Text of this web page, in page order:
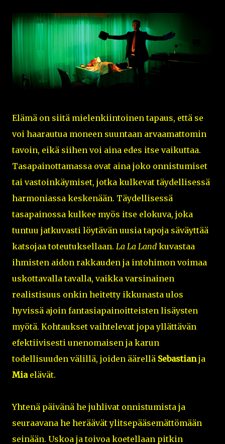
Elämä on siitä mielenkiintoinen tapaus, että se
voi haarautua moneen suuntaan arvaamattomin
tavoin, eikä siihen voi aina edes itse vaikuttaa.
Tasapainottamassa ovat aina joko onnistumiset
tai vastoinkäymiset, jotka kulkevat täydellisessä
harmoniassa keskenään. Täydellisessä
tasapainossa kulkee myös itse elokuva, joka
tuntuu jatkuvasti löytävän uusia tapoja säväyttää
katsojaa toteutuksellaan. La La Land kuvastaa
ihmisten aidon rakkauden ja intohimon voimaa
uskottavalla tavalla, vaikka varsinainen
realistisuus onkin heitetty ikkunasta ulos
hyvissä ajoin fantasiapainoitteisten lisäysten
myötä. Kohtaukset vaihtelevat jopa yllättävän
efektiivisesti unenomaisen ja karun
todellisuuden välillä, joiden äärellä Sebastianja
Miaelävät.
Yhtenä päivänä he juhlivat onnistumista ja
seuraavana he heräävät ylitsepääsemättömään
seinään. Uskoa ja toivoa koetellaan pitkin